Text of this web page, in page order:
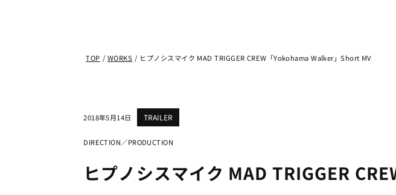
TOP / WORKS / ヒプノシスマイク MAD TRIGGER CREW「Yokohama Walker」Short MV
2018年5月14日 TRAILER
DIRECTION／PRODUCTION
ヒプノシスマイク MAD TRIGGER